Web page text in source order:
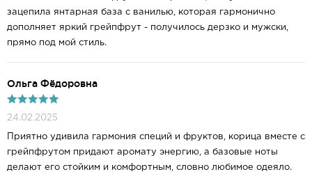
зацепила янтарная база с ванилью, которая гармонично
дополняет яркий грейпфрут - получилось дерзко и мужски,
прямо под мой стиль.
Ольга Фёдоровна
24.02.2025
Приятно удивила гармония специй и фруктов, корица вместе с
грейпфрутом придают аромату энергию, а базовые ноты
делают его стойким и комфортным, словно любимое одеяло.